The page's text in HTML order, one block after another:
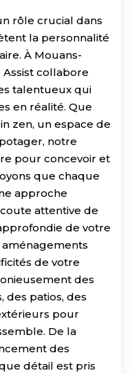
rôle crucial dans
la personnalité
À Mouans-
collabore
talentueux qui
en réalité. Que
zen, un espace de
notre
pour concevoir et
que chaque
approche
attentive de
de votre
aménagements
de votre
des
des patios, des
pour
De la
des
détail est pris